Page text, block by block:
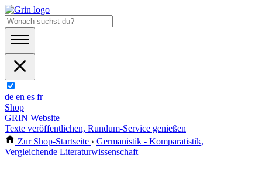
de en es fr
Shop
GRIN Website
Texte veröffentlichen, Rundum-Service genießen
Zur Shop-Startseite › Germanistik - Komparatistik,
Vergleichende Literaturwissenschaft